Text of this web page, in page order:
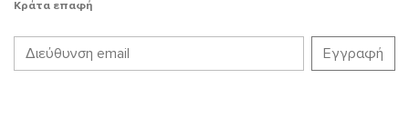
Κράτα επαφή